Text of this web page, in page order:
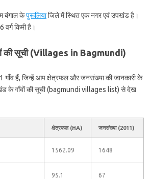
बंगाल केपुरूलियाजिले में स्थित एक नगर एवं उपखंड है।
किमी है।
की सूची (Villages in Bagmundi)
हैं, जिन्हें आप क्षेत्रफल और जनसंख्या की जानकारी के
के गाँवों की सूची (bagmundi villages list) से देख
क्षेत्रफल (HA) जनसंख्या (2011)
1562.09 1648
95.1 67